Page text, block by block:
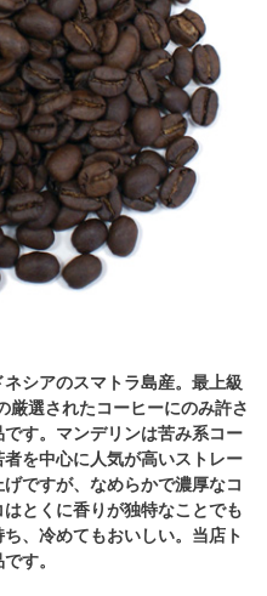
シアのスマトラ島産。最上級
厳選されたコーヒーにのみ許さ
す。マンデリンは苦み系コー
を中心に人気が高いストレー
ですが、なめらかで濃厚なコ
とくに香りが独特なことでも
、冷めてもおいしい。当店ト
す。